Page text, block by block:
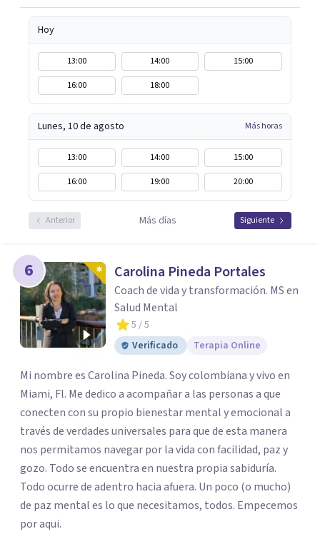
Hoy
13:00 14:00
15:00
16:00
18:00
Lunes, 10 de agosto Más horas
13:00 14:00
15:00
16:00
19:00 20:00
Anterior Más días Siguiente
6 Carolina Pineda Portales
Coach de vida y transformación. MS en
Salud Mental
5 / 5
Verificado
Terapia Online
Mi nombre es Carolina Pineda. Soy colombiana y vivo en
Miami, Fl. Me dedico a acompañar a las personas a que
conecten con su propio bienestar mental y emocional a
través de verdades universales para que de esta manera
nos permitamos navegar por la vida con facilidad, paz y
gozo. Todo se encuentra en nuestra propia sabiduría.
Todo ocurre de adentro hacia afuera. Un poco (o mucho)
de paz mental es lo que necesitamos, todos. Empecemos
por aqui.